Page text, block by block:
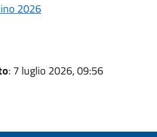
2026
: 7 luglio 2026, 09:56